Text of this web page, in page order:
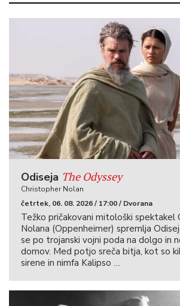
Odiseja The Odyssey
Christopher Nolan
četrtek, 06. 08. 2026 / 17:00 / Dvorana
Težko pričakovani mitološki spektakel
Nolana (Oppenheimer) spremlja
se po trojanski vojni poda na dolgo in
domov. Med potjo sreča bitja, kot so
sirene in nimfa Kalipso …